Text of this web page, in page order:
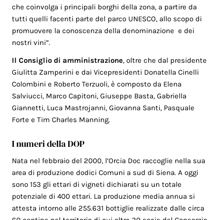
che coinvolga i principali borghi della zona, a partire da
tutti quelli facenti parte del parco UNESCO, allo scopo di
promuovere la conoscenza della denominazione e dei
nostri vini”.
Il Consiglio di amministrazione, oltre che dal presidente
Giulitta Zamperini e dai Vicepresidenti Donatella Cinelli
Colombini e Roberto Terzuoli, è composto da Elena
Salviucci, Marco Capitoni, Giuseppe Basta, Gabriella
Giannetti, Luca Mastrojanni, Giovanna Santi, Pasquale
Forte e Tim Charles Manning.
I numeri della DOP
Nata nel febbraio del 2000, l’Orcia Doc raccoglie nella sua
area di produzione dodici Comuni a sud di Siena. A oggi
sono 153 gli ettari di vigneti dichiarati su un totale
potenziale di 400 ettari. La produzione media annua si
attesta intorno alle 255.631 bottiglie realizzate dalle circa